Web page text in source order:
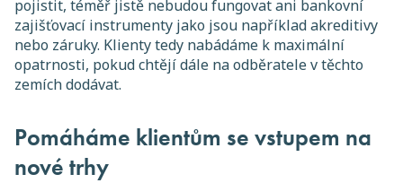
pojistit, téměř jistě nebudou fungovat ani bankovní
zajišťovací instrumenty jako jsou například akreditivy
nebo záruky. Klienty tedy nabádáme k maximální
opatrnosti, pokud chtějí dále na odběratele v těchto
zemích dodávat.
Pomáháme klientům se vstupem na
nové trhy